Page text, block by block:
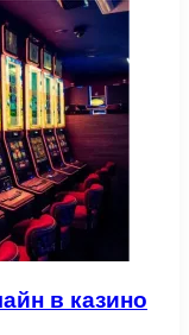
в казино